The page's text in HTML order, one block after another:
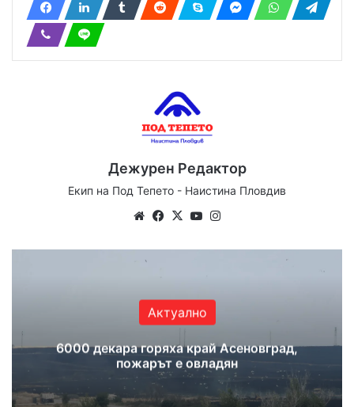
Дежурен Редактор
Екип на Под Тепето - Наистина Пловдив
We
te
Fa
bo
X
Yo
ub ra
Актуално
6000 декара горяха край Асеновград,
пожарът е овладян